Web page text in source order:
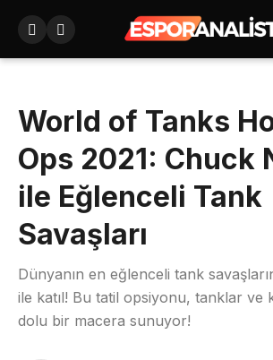
World of Tanks
Ops 2021: Chuck
ile Eğlenceli Tank
Savaşları
Dünyanın en eğlenceli tank
ile katıl! Bu tatil opsiyonu, tanklar ve
dolu bir macera sunuyor!